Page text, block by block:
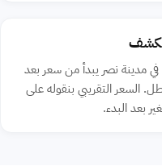
في مدينة نصر يبدأ من سعر بعد
السعر التقريبي بنقوله على
بعد البدء.